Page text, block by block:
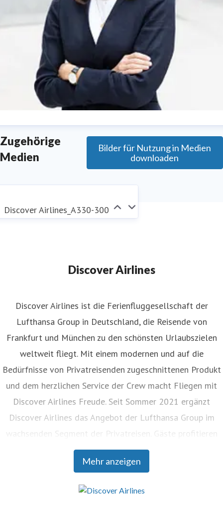
Bueb
Director Corporate Communications &
Discover Airlines discover.presse@lufthansa-
+49 (0)69 696 40923
Zugehörige
Medien
Bilder für Nutzung in Medien
downloaden
Discover Airlines_A330-300
Discover Airlines
Mehr anzeigen
Discover Airlines ist die Ferienfluggesellschaft der
Lufthansa Group in Deutschland, die Reisende von
Frankfurt und München zu den schönsten Urlaubszielen
weltweit fliegt. Mit einem modernen und auf die
Bedürfnisse von Privatreisenden zugeschnittenen Produkt
und dem herzlichen Service der Crew macht Fliegen mit
Discover Airlines Freude. Seit Sommer 2021 ergänzt
Discover Airlines das Angebot der Lufthansa Group im
wachsenden Segment der Privatreisen. Gäste profitieren
von einem durchgängigen Buchungsprozess und
nahtlosem Umsteigen an den Drehkreuzen Frankfurt und
der Lufthansa Group und ihren Partner Airlines. Discover